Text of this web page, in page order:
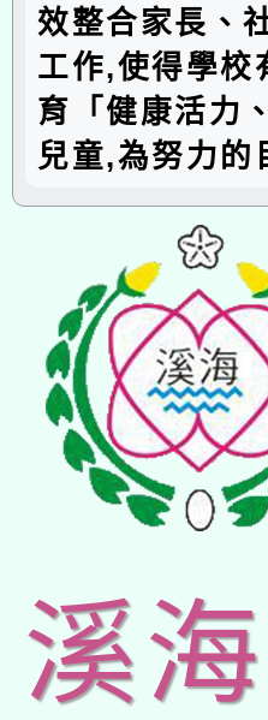
效整合家長、
工作,使得學校
育「健康活力
兒童,為努力的
溪